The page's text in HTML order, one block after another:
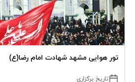
تور هوایی مشهد شهادت امام رضا(ع)
تاریخ برگزاری